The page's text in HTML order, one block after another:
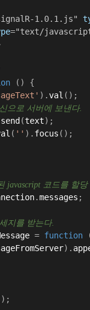
1.0.1.js"
="text/
()
{
).val ();
으로 서버에 보낸다.
send (text);
( '' ). focus ();
javascript 코드를 할당
.messages ;
지를 받는다.
= function
).